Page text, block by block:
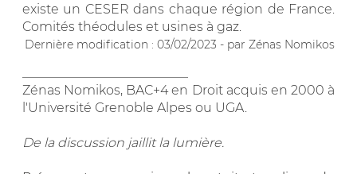
existe un CESER dans chaque région de France.
Comités théodules et usines à gaz.
Dernière modification : 03/02/2023 - par Zénas Nomikos
Zénas Nomikos, BAC+4 en Droit acquis en 2000 à
l'Université Grenoble Alpes ou UGA.
De la discussion jaillit la lumière.